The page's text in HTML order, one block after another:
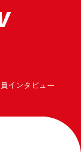
インタビュー